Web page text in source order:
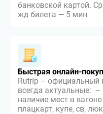
банковской картой.
жд билета — 5 мин
Быстрая онлайн-
Rutrip – официальный
всегда актуальные: –
наличие мест в
плацкарт, купе, св,